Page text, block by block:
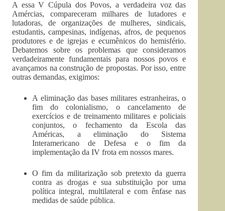
A essa V Cúpula dos Povos, a verdadeira voz das
Amércias, compareceram milhares de lutadores e
lutadoras, de organizações de mulheres, sindicais,
estudantis, campesinas, indígenas, afros, de pequenos
produtores e de igrejas e ecumênicos do hemisfério.
Debatemos sobre os problemas que consideramos
verdadeiramente fundamentais para nossos povos e
avançamos na construção de propostas. Por isso, entre
outras demandas, exigimos:
A eliminação das bases militares estranheiras, o
fim do colonialismo, o cancelamento de
exercícios e de treinamento militares e policiais
conjuntos, o fechamento da Escola das
Américas, a eliminação do Sistema
Interamericano de Defesa e o fim da
implementação da IV frota em nossos mares.
O fim da militarização sob pretexto da guerra
contra as drogas e sua substituição por uma
política integral, multilateral e com ênfase nas
medidas de saúde pública.